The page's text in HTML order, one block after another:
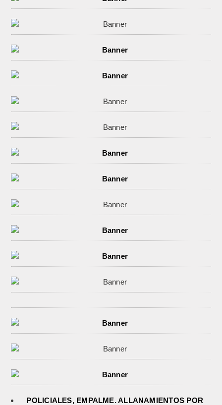
POLICIALES, EMPALME. ALLANAMIENTOS POR